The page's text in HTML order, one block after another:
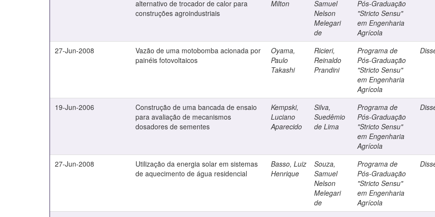
alternativo de trocador de calor para
construções agroindustriais
Milton
Samuel
Nelson
Melegari
de
Pós-Graduação
"Stricto Sensu"
em Engenharia
Agrícola
27-Jun-2008
Vazão de uma motobomba acionada por
painéis fotovoltaicos
Oyama,
Paulo
Takashi
Ricieri,
Reinaldo
Prandini
Programa de
Pós-Graduação
"Stricto Sensu"
em Engenharia
Agrícola
19-Jun-2006
Construção de uma bancada de ensaio
para avaliação de mecanismos
dosadores de sementes
Kempski,
Luciano
Aparecido
Silva,
Suedêmio
de Lima
Programa de
Pós-Graduação
"Stricto Sensu"
em Engenharia
Agrícola
27-Jun-2008
Utilização da energia solar em sistemas
de aquecimento de água residencial
Basso, Luiz
Henrique
Souza,
Samuel
Nelson
Melegari
de
Programa de
Pós-Graduação
"Stricto Sensu"
em Engenharia
Agrícola